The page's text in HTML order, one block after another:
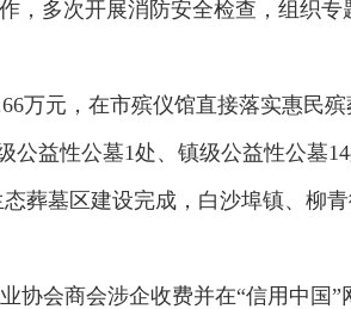
，多次开展消防安全检查，组织专
万元，在市殡仪馆直接落实惠民
益性公墓1处、镇级公益性公墓
葬墓区建设完成，白沙埠镇、柳
会商会涉企收费并在“信用中国”